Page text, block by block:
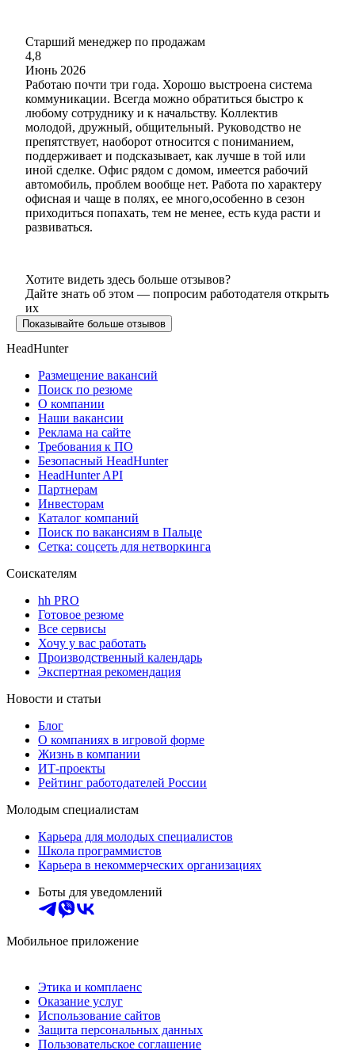
Старший менеджер по продажам
4,8
Июнь 2026
Работаю почти три года. Хорошо выстроена система
коммуникации. Всегда можно обратиться быстро к
любому сотруднику и к начальству. Коллектив
молодой, дружный, общительный. Руководство не
препятствует, наоборот относится с пониманием,
поддерживает и подсказывает, как лучше в той или
иной сделке. Офис рядом с домом, имеется рабочий
автомобиль, проблем вообще нет. Работа по характеру
офисная и чаще в полях, ее много,особенно в сезон
приходиться попахать, тем не менее, есть куда расти и
развиваться.
Хотите видеть здесь больше отзывов?
Дайте знать об этом — попросим работодателя открыть
их
Показывайте больше отзывов
HeadHunter
Размещение вакансий
Поиск по резюме
О компании
Наши вакансии
Реклама на сайте
Требования к ПО
Безопасный HeadHunter
HeadHunter API
Партнерам
Инвесторам
Каталог компаний
Поиск по вакансиям в Пальце
Сетка: соцсеть для нетворкинга
Соискателям
hh PRO
Готовое резюме
Все сервисы
Хочу у вас работать
Производственный календарь
Экспертная рекомендация
Новости и статьи
Блог
О компаниях в игровой форме
Жизнь в компании
ИТ-проекты
Рейтинг работодателей России
Молодым специалистам
Карьера для молодых специалистов
Школа программистов
Карьера в некоммерческих организациях
Боты для уведомлений
Мобильное приложение
Этика и комплаенс
Оказание услуг
Использование сайтов
Защита персональных данных
Пользовательское соглашение